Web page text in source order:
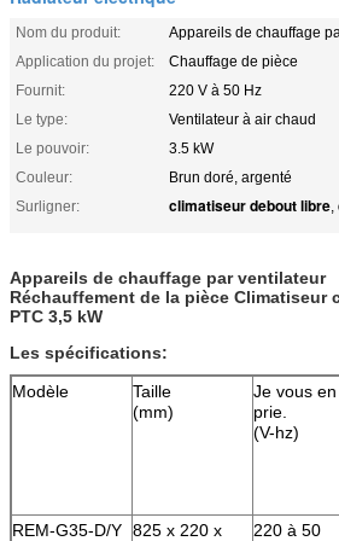
Nom du produit:
Appareils de chauffage
Application du projet:
Chauffage de pièce
Fournit:
220 V à 50 Hz
Le type:
Ventilateur à air chaud
Le pouvoir:
3.5 kW
Couleur:
Brun doré, argenté
Surligner:
climatiseur debout libre,
Appareils de chauffage par ventilateur
Réchauffement de la pièce Climatiseur
PTC 3,5 kW
Les spécifications:
Modèle
Taille
(mm)
Je vous en
prie.
(V-hz)
REM-G35-D/Y 825 x 220 x
220 à 50